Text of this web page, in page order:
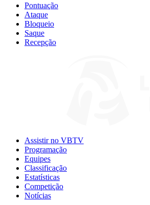
Pontuação
Ataque
Bloqueio
Saque
Recepção
Assistir no VBTV
Programação
Equipes
Classificação
Estatísticas
Competição
Notícias